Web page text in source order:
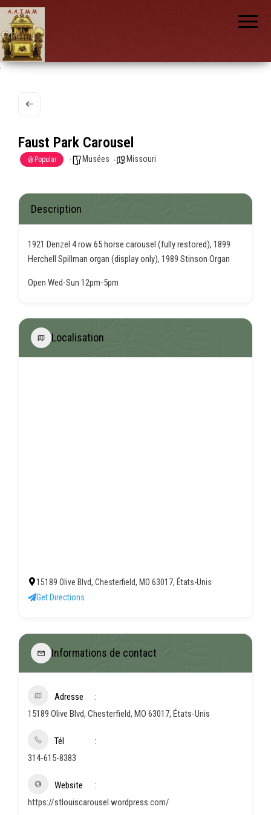
Musique
Faust Park Carousel
Popular Musées Missouri
Description
1921 Denzel 4 row 65 horse carousel (fully restored), 1899
Herchell Spillman organ (display only), 1989 Stinson Organ
Open Wed-Sun 12pm-5pm
Localisation
15189 Olive Blvd, Chesterfield, MO 63017, États-Unis
Get Directions
Informations de contact
Adresse
15189 Olive Blvd, Chesterfield, MO 63017, États-Unis
Tél
314-615-8383
Website
https://stlouiscarousel.wordpress.com/